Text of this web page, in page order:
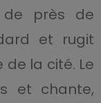
près de
et rugit
la cité. Le
et chante,